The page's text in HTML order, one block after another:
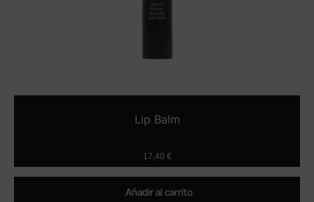
Lip Balm
17,40 €
Añadir al carrito